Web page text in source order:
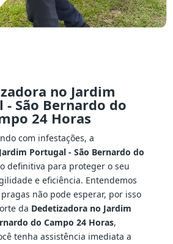
no Jardim
- São Bernardo do
24 Horas
com infestações, a
Portugal - São Bernardo do
definitiva para proteger o seu
e eficiência. Entendemos
não pode esperar, por isso
da Dedetizadora no Jardim
do Campo 24 Horas,
tenha assistência imediata a